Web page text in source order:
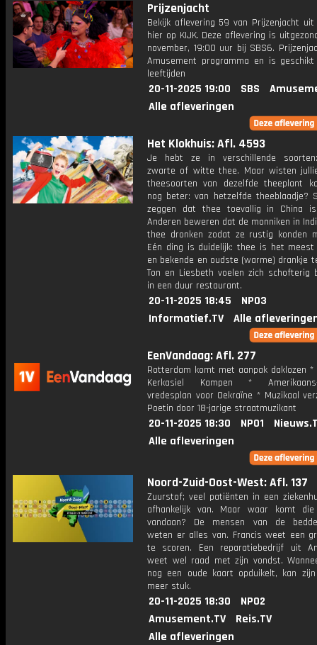
Prijzenjacht
Bekijk aflevering 59 van Prijzenjacht uit
hier op KIJK. Deze aflevering is
november, 19:00 uur bij SBS6.
Amusement programma en is
leeftijden
20-11-2025 19:00 SBS
Alle afleveringen
Het Klokhuis: Afl. 4593
Je hebt ze in verschillende
zwarte of witte thee. Maar wisten
theesoorten van dezelfde theeplant
nog beter: van hetzelfde theeblaadje?
zeggen dat thee toevallig in China
Anderen beweren dat de monniken in
thee dronken zodat ze rustig konden
Eén ding is duidelijk: thee is het meest
en bekende en oudste (warme) drankje
Ton en Liesbeth voelen zich schofterig
in een duur restaurant.
20-11-2025 18:45
NPO3
Informatief.TV
Alle
EenVandaag: Afl. 277
Rotterdam komt met aanpak daklozen
Kerkasiel Kampen * Amerikaans-
vredesplan voor Oekraïne * Muzikaal
Poetin door 18-jarige straatmuzikant
20-11-2025 18:30 NPO1
Alle afleveringen
Noord-Zuid-Oost-West: Afl. 137
Zuurstof; veel patiënten in een
afhankelijk van. Maar waar komt
vandaan? De mensen van de
weten er alles van. Francis weet een
te scoren. Een reparatiebedrijf uit
weet wel raad met zijn vondst.
nog een oude kaart opduikelt, kan
meer stuk.
20-11-2025 18:30
NPO2
Amusement.TV
Reis.TV
Alle afleveringen